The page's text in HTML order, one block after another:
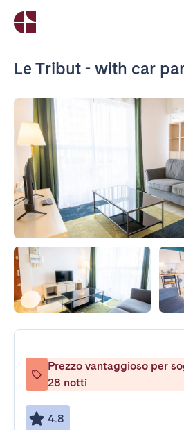
Le Tribut - with car
Prezzo vantaggioso per
28 notti
4.8